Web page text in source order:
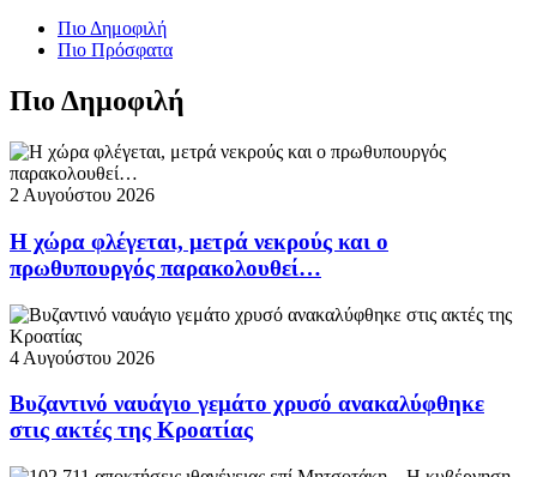
Πιο Δημοφιλή
Πιο Πρόσφατα
Πιο Δημοφιλή
2 Αυγούστου 2026
Η χώρα φλέγεται, μετρά νεκρούς και ο
πρωθυπουργός παρακολουθεί…
4 Αυγούστου 2026
Βυζαντινό ναυάγιο γεμάτο χρυσό ανακαλύφθηκε
στις ακτές της Κροατίας